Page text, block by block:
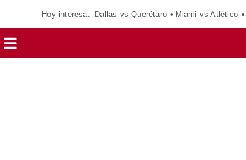
Hoy interesa: Dallas vs Querétaro Miami vs Atlético